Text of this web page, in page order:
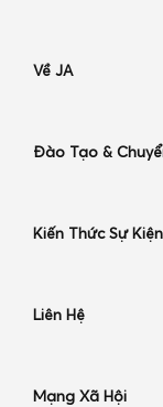
Về JA
Đào Tạo &
Kiến Thức Sự Kiện
Liên Hệ
Mạng Xã Hội